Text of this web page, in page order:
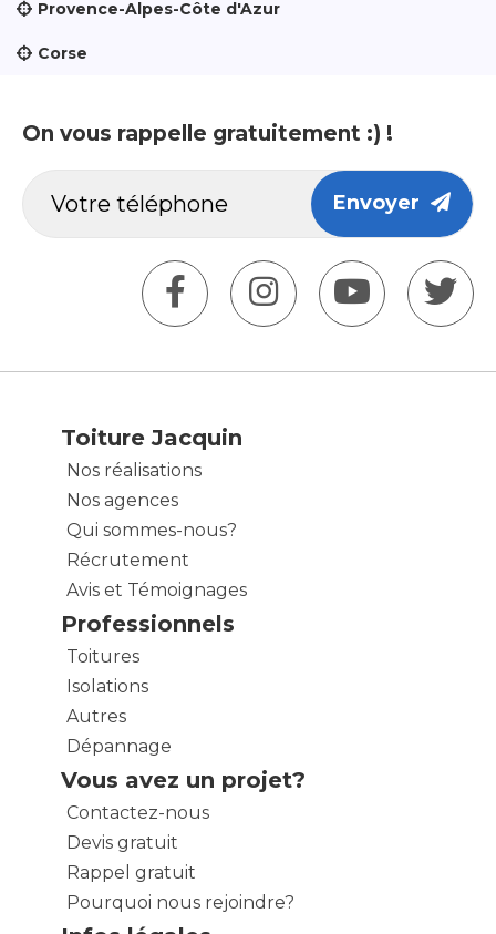
Provence-Alpes-Côte d'Azur
Corse
On vous rappelle gratuitement :) !
Envoyer
Toiture Jacquin
Nos réalisations
Nos agences
Qui sommes-nous?
Récrutement
Avis et Témoignages
Professionnels
Toitures
Isolations
Autres
Dépannage
Vous avez un projet?
Contactez-nous
Devis gratuit
Rappel gratuit
Pourquoi nous rejoindre?